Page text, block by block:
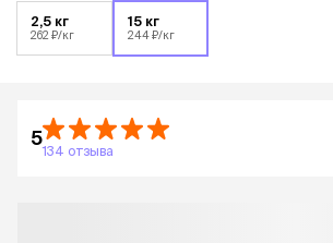
2,5 кг
262 ₽/кг
15 кг
244 ₽/кг
5
134 отзыва